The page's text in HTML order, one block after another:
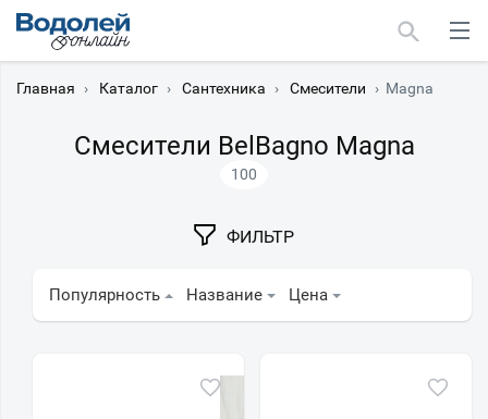
Главная › Каталог › Сантехника › Смесители › Magna
Смесители BelBagno Magna
100
ФИЛЬТР
Популярность Название Цена